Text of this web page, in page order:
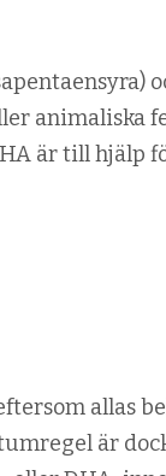
animaliska
är till hjälp
allas
är